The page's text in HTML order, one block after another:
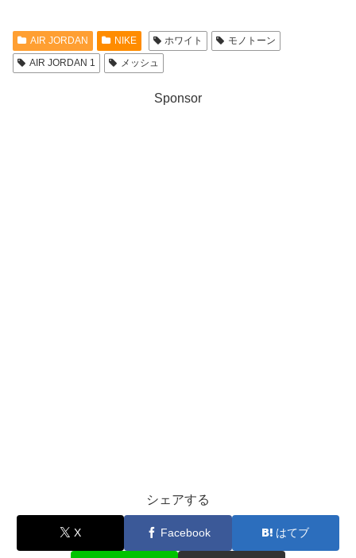
AIR JORDAN NIKE ホワイト
モノトーン
AIR JORDAN 1
メッシュ
Sponsor
シェアする
X Facebook はてブ